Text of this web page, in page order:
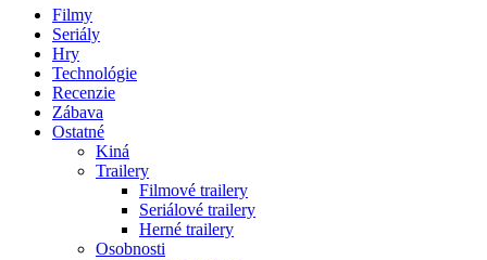
Filmy
Seriály
Hry
Technológie
Recenzie
Zábava
Ostatné
Kiná
Trailery
Filmové trailery
Seriálové trailery
Herné trailery
Osobnosti